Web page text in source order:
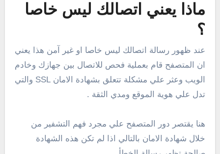
ماذا يعني اتصالك ليس خاصا
؟
عند ظهور رسالة اتصالك ليس خاصا او غير آمن هذا يعني
ان المتصفح قام بعملية فحص للاتصال بين جهازك وخادم
الويب وعثر علي مشكلة تتعلق بشهادة الامان SSL والتي
تدل علي هوية الموقع ومدي الثقة .
هنا يقتصر دور المتصفح علي مجرد فهم التشفير من
خلال شهادة الامان بالتالي اذا لم تكن هذه الشهادة